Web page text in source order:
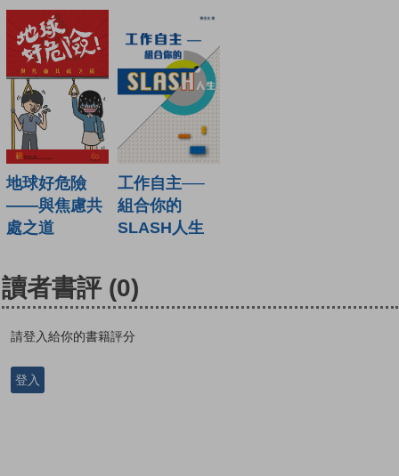
地球好危險
——與焦慮共
處之道
工作自主──
組合你的
SLASH人生
讀者書評 (0)
請登入給你的書籍評分
登入